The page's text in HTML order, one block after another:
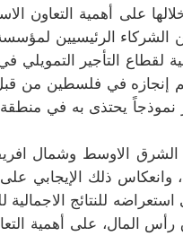
على أهمية التعاون
الرئيسيين لمؤسسة
لقطاع التأجير
إنجازه في فلسطين من
نموذجاً يحتذى به في
الشرق الاوسط وشمال
ذلك الإيجابي على
للنتائج الاجمالية
المال، على أهمية